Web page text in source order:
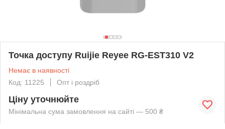
Точка доступу Ruijie Reyee RG-EST310 V2
Немає в наявності
Код: 11225
Опт і роздріб
Ціну уточнюйте
Мінімальна сума замовлення на сайті — 500 ₴